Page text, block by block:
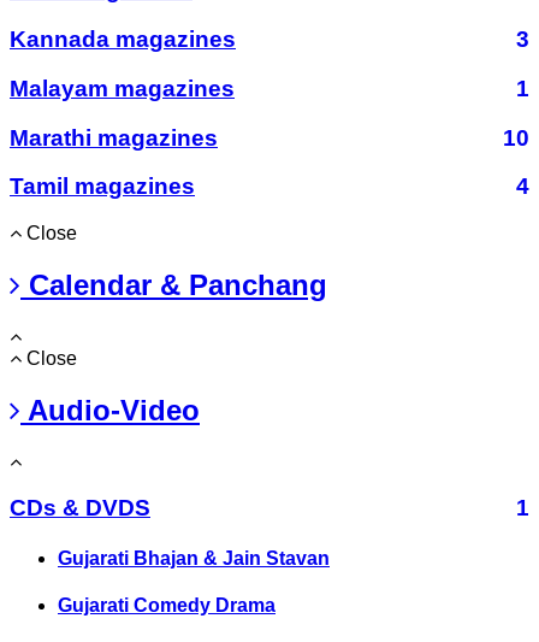
Kannada magazines
3
Malayam magazines
1
Marathi magazines
10
Tamil magazines
4
Close
Calendar & Panchang
Close
Audio-Video
CDs & DVDS 1
Gujarati Bhajan & Jain Stavan
Gujarati Comedy Drama